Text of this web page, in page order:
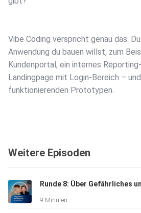
Vibe Coding verspricht genau das:
Anwendung du bauen willst, zum
Kundenportal, ein internes
Landingpage mit Login-Bereich –
funktionierenden Prototypen.
Eine Folge für alle, die ihre
wollen und wissen möchten, wann
professionelle Entwicklung
Weitere Episoden
9 Minuten